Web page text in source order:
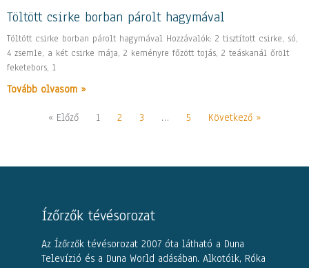
Töltött csirke borban párolt hagymával
Töltött csirke borban párolt hagymával Hozzávalók: 2 tisztított csirke, só,
4 zsemle, a két csirke mája, 2 keményre főzött tojás, 2 teáskanál őrölt
feketebors, 1
Tovább olvasom »
« Előző 1 2 3 … 5 Következő »
Ízőrzők tévésorozat
Az Ízőrzők tévésorozat 2007 óta látható a Duna
Televízió és a Duna World adásában. Alkotóik, Róka